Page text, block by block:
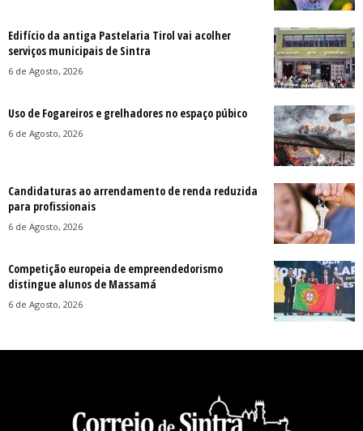
Edifício da antiga Pastelaria Tirol vai acolher
serviços municipais de Sintra
6 de Agosto, 2026
Uso de Fogareiros e grelhadores no espaço púbico
6 de Agosto, 2026
Candidaturas ao arrendamento de renda reduzida
para profissionais
6 de Agosto, 2026
Competição europeia de empreendedorismo
distingue alunos de Massamá
6 de Agosto, 2026